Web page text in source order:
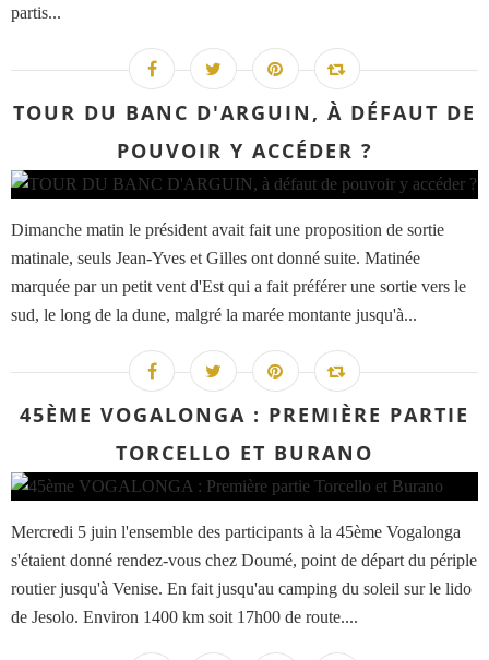
partis...
TOUR DU BANC D'ARGUIN, À DÉFAUT DE
POUVOIR Y ACCÉDER ?
Dimanche matin le président avait fait une proposition de sortie
matinale, seuls Jean-Yves et Gilles ont donné suite. Matinée
marquée par un petit vent d'Est qui a fait préférer une sortie vers le
sud, le long de la dune, malgré la marée montante jusqu'à...
45ÈME VOGALONGA : PREMIÈRE PARTIE
TORCELLO ET BURANO
Mercredi 5 juin l'ensemble des participants à la 45ème Vogalonga
s'étaient donné rendez-vous chez Doumé, point de départ du périple
routier jusqu'à Venise. En fait jusqu'au camping du soleil sur le lido
de Jesolo. Environ 1400 km soit 17h00 de route....